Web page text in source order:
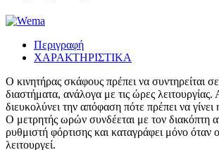
Περιγραφή
ΧΑΡΑΚΤΗΡΙΣΤΙΚΑ
Ο κινητήρας σκάφους πρέπει να συντηρείται
διαστήματα, ανάλογα με τις ώρες
διευκολύνει την απόφαση πότε πρέπει να
Ο μετρητής ωρών συνδέεται με τον διακόπτη
ρυθμιστή φόρτισης και καταγράφει μόνο όταν
λειτουργεί.